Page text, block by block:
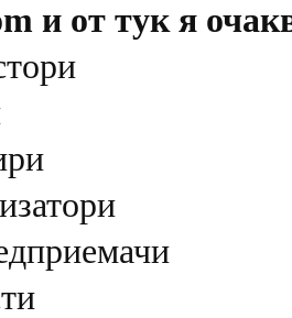
и от тук я